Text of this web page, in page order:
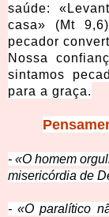
saúde:
casa» (Mt
pecador
Nossa
sintamos
para a graça.
- «O homem
misericórdia de
- «O paralítico